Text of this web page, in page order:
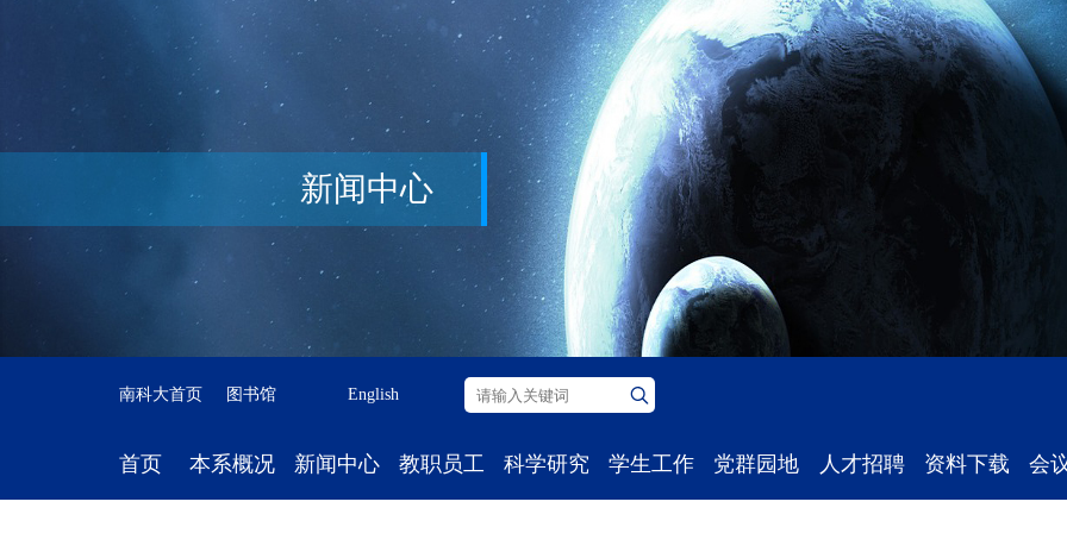
新闻中心
南科大首页 图书馆 English
首页 本系概况 新闻中心 教职员工 科学研究 学生工作 党群园地 人才招聘 资料下载 会